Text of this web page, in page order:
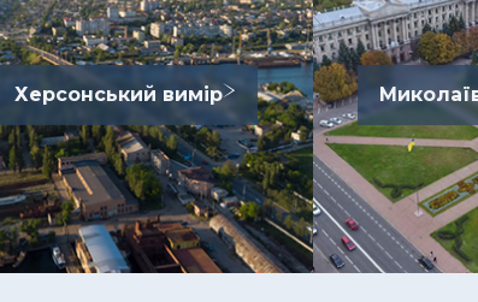
Херсонський вимір